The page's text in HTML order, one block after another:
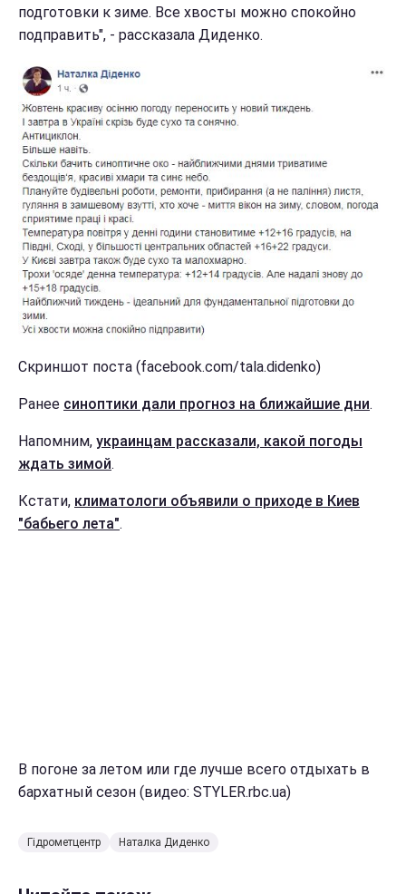
подготовки к зиме. Все хвосты можно спокойно
подправить", - рассказала Диденко.
Скриншот поста (facebook.com/tala.didenko)
Ранее синоптики дали прогноз на ближайшие дни.
Напомним, украинцам рассказали, какой погоды
ждать зимой.
Кстати, климатологи объявили о приходе в Киев
"бабьего лета".
В погоне за летом или где лучше всего отдыхать в
бархатный сезон (видео: STYLER.rbc.ua)
Гідрометцентр Наталка Диденко